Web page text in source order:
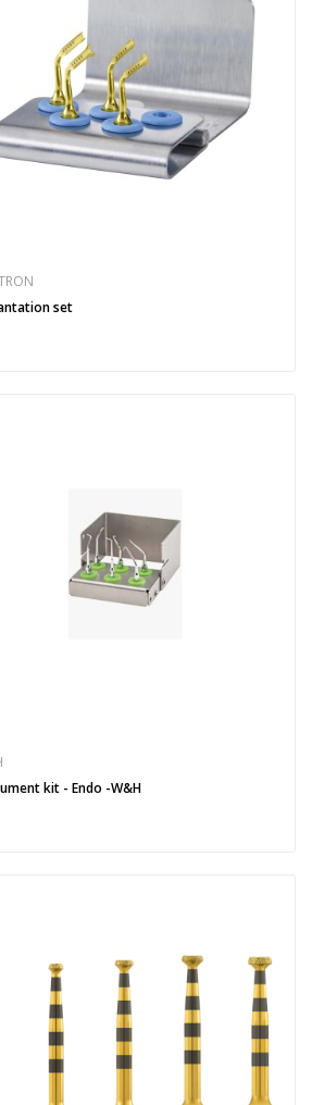
set
kit - Endo -W&H